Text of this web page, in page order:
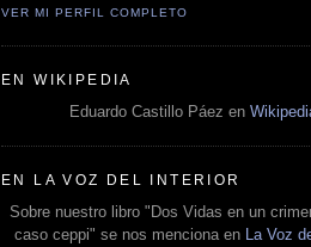
VER MI PERFIL COMPLETO
EN WIKIPEDIA
Eduardo Castillo Páez en
EN LA VOZ DEL INTERIOR
Sobre nuestro libro "Dos Vidas en un
caso ceppi" se nos menciona en
La Voz